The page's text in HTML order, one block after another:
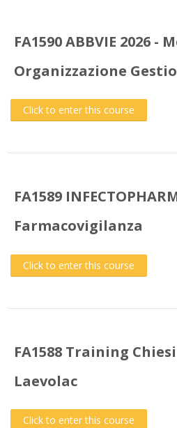
FA1590 ABBVIE 2026 -
Organizzazione
Click to enter this course
FA1589
Farmacovigilanza
Click to enter this course
FA1588 Training
Laevolac
Click to enter this course